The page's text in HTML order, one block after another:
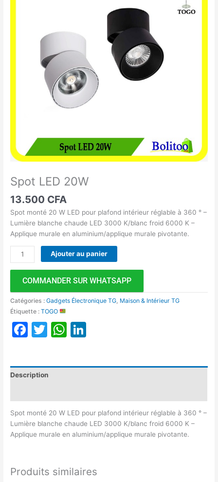
Spot LED 20W
13.500 CFA
Spot monté 20 W LED pour plafond intérieur réglable à 360 ° –
Lumière blanche chaude LED 3000 K/blanc froid 6000 K –
Applique murale en aluminium/applique murale pivotante.
Ajouter au panier
COMMANDER SUR WHATSAPP
Catégories :Gadgets Électronique TG Maison & Intérieur TG
Étiquette :TOGO
Facebook
TwitterWhatsApp
Description
Spot monté 20 W LED pour plafond intérieur réglable à 360 ° –
Lumière blanche chaude LED 3000 K/blanc froid 6000 K –
Applique murale en aluminium/applique murale pivotante.
Produits similaires